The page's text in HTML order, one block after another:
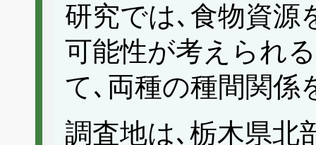
研究では､食物資源
可能性が考えられ
て､両種の種間関係
調査地は､栃木県北